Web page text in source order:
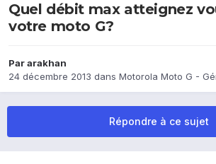
Quel débit max atteignez
votre moto G?
Pararakhan
24 décembre 2013 dans Motorola Moto G -
Répondre à ce sujet